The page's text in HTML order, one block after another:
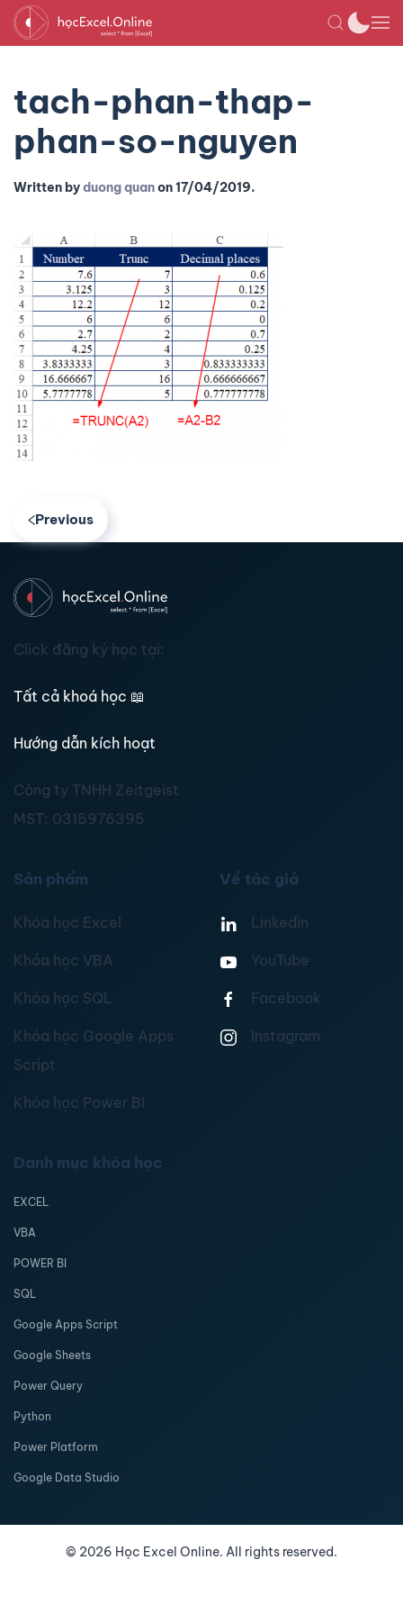
tach-phan-thap-
phan-so-nguyen
Written byduong quanon17/04/2019.
Previous
Click đăng ký học tại:
Tất cả khoá học 📖
Hướng dẫn kích hoạt
Công ty TNHH Zeitgeist
MST: 0315976395
Sản phẩm
Khóa học Excel
Khóa học VBA
Khóa học SQL
Khóa học Google Apps
Script
Khóa học Power BI
Về tác giả
Linkedin
YouTube
Facebook
Instagram
Danh mục khóa học
EXCEL
VBA
POWER BI
SQL
Google Apps Script
Google Sheets
Power Query
Python
Power Platform
Google Data Studio
© 2026 Học Excel Online. All rights reserved.